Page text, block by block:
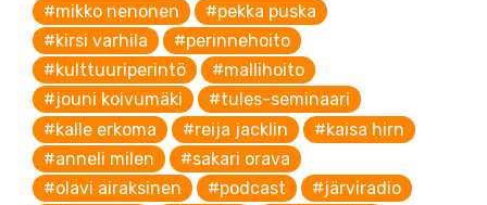
#mikko nenonen
#pekka puska
#kirsi varhila
#perinnehoito
#kulttuuriperintö
#mallihoito
#jouni koivumäki
#tules-seminaari
#kalle erkoma
#reija jacklin
#kaisa hirn
#anneli milen
#sakari orava
#olavi airaksinen
#podcast
#järviradio